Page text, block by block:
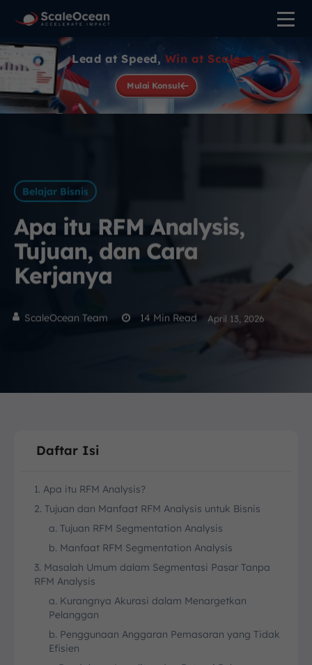
Lead at Speed, Win at Scale
Mulai Konsul
Belajar Bisnis
Apa itu RFM Analysis,
Tujuan, dan Cara
Kerjanya
ScaleOcean Team 14 Min Read April 13, 2026
Daftar Isi
1. Apa itu RFM Analysis?
2. Tujuan dan Manfaat RFM Analysis untuk Bisnis
a. Tujuan RFM Segmentation Analysis
b. Manfaat RFM Segmentation Analysis
3. Masalah Umum dalam Segmentasi Pasar Tanpa
RFM Analysis
a. Kurangnya Akurasi dalam Menargetkan
Pelanggan
b. Penggunaan Anggaran Pemasaran yang Tidak
Efisien